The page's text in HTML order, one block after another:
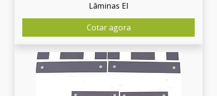
Lâminas EI
Cotar agora